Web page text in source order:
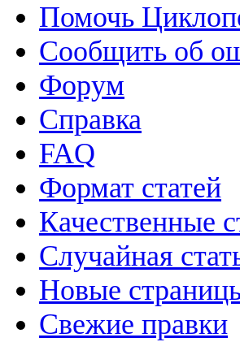
Помочь
Сообщить об
Форум
Справка
FAQ
Формат статей
Качественные
Случайная
Новые
Свежие правки